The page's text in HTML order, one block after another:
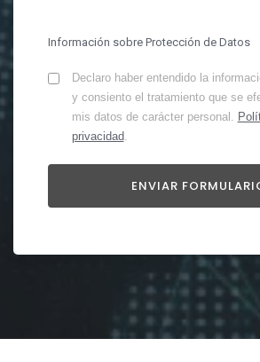
Información sobre Protección de Datos
Declaro haber entendido la
y consiento el tratamiento que se
mis datos de carácter personal.
privacidad.